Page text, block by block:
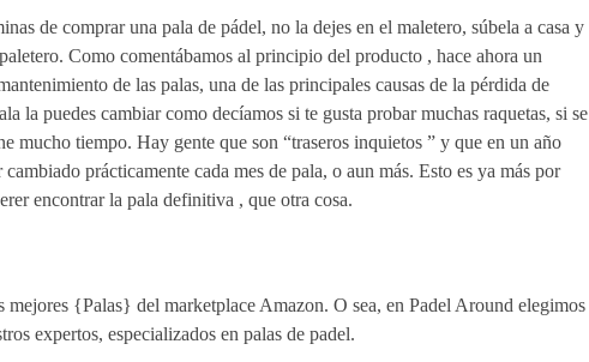
de comprar una pala de pádel, no la dejes en el maletero, súbela a casa y
Como comentábamos al principio del producto , hace ahora un
de las palas, una de las principales causas de la pérdida de
la puedes cambiar como decíamos si te gusta probar muchas raquetas, si se
mucho tiempo. Hay gente que son “traseros inquietos ” y que en un año
prácticamente cada mes de pala, o aun más. Esto es ya más por
encontrar la pala definitiva , que otra cosa.
mejores {Palas} del marketplace Amazon. O sea, en Padel Around elegimos
expertos, especializados en palas de padel.